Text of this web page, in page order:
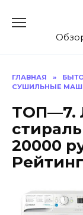
содержанию
ГЛАВНАЯ »
СУШИЛЬНЫЕ
ТОП—7.
20000